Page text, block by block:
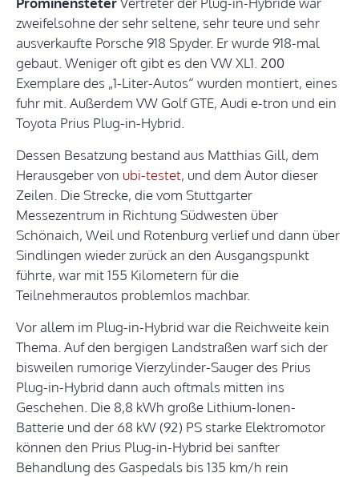
zweifelsohne der sehr seltene, sehr teure und sehr
ausverkaufte Porsche 918 Spyder. Er wurde 918-mal
gebaut. Weniger oft gibt es den VW XL1. 200
Exemplare des „1-Liter-Autos“ wurden montiert, eines
fuhr mit. Außerdem VW Golf GTE, Audi e-tron und ein
Toyota Prius Plug-in-Hybrid.
Dessen Besatzung bestand aus Matthias Gill, dem
Herausgeber von ubi-testet, und dem Autor dieser
Zeilen. Die Strecke, die vom Stuttgarter
Messezentrum in Richtung Südwesten über
Schönaich, Weil und Rotenburg verlief und dann über
Sindlingen wieder zurück an den Ausgangspunkt
führte, war mit 155 Kilometern für die
Teilnehmerautos problemlos machbar.
Vor allem im Plug-in-Hybrid war die Reichweite kein
Thema. Auf den bergigen Landstraßen warf sich der
bisweilen rumorige Vierzylinder-Sauger des Prius
Plug-in-Hybrid dann auch oftmals mitten ins
Geschehen. Die 8,8 kWh große Lithium-Ionen-
Batterie und der 68 kW (92) PS starke Elektromotor
können den Prius Plug-in-Hybrid bei sanfter
Behandlung des Gaspedals bis 135 km/h rein